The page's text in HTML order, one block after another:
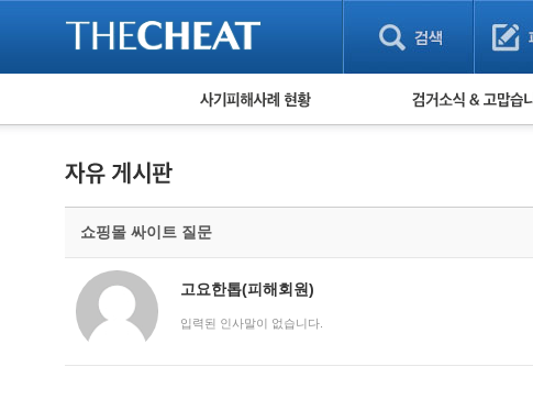
피해사례 현황
보이스피싱 피해사례
유해사이트 목록
비공개 피해사례
워킹홀리데이 피해사례
검거 소식
쇼핑몰 싸이트 질문
고요한톱(피해회원)
입력된 인사말이 없습니다.